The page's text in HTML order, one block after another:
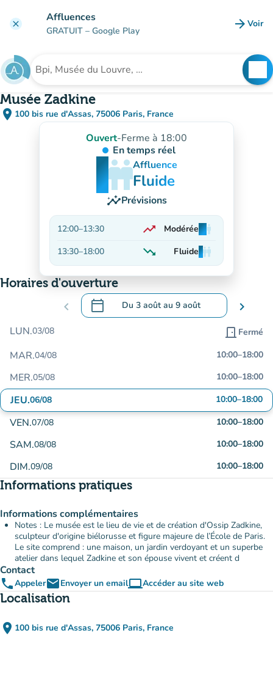
clear Affluences
GRATUIT – Google Play arrow_forward Voir
Rechercher un établissement
Musée Zadkine
place 100 bis rue d'Assas, 75006 Paris, France
(ouvrir dans Google Maps)
(nouvel onglet)
Ouvert-Ferme à 18:00
En temps réel
man
man
manAffluence
Fluide
insightsPrévisions
12:00–13:30 trending_up Modéréeman
man
man
13:30–18:00 trending_down
En baisse
Fluideman
man
man
Horaires d'ouverture
chevron_left calendar_today Du 3 aoûtau 9 août
.Ouvrir le calendrier pour changer de
chevron_right
LUN.03/08 door_front Fermé
MAR.04/08 10:00–18:00
MER.05/08 10:00–18:00
JEU.06/08 10:00–18:00
VEN.07/08 10:00–18:00
SAM.08/08 10:00–18:00
DIM.09/08 10:00–18:00
Informations pratiques
Informations complémentaires
Notes : Le musée est le lieu de vie et de création d'Ossip Zadkine,
sculpteur d'origine biélorusse et figure majeure de l’École de Paris.
Le site comprend : une maison, un jardin verdoyant et un superbe
atelier dans lequel Zadkine et son épouse vivent et créent d
Contact
phoneAppeleremailEnvoyer un emailcomputerAccéder au site web
(nouvel onglet)
Localisation
place 100 bis rue d'Assas, 75006 Paris, France
(ouvrir dans Google Maps)
(nouvel onglet)